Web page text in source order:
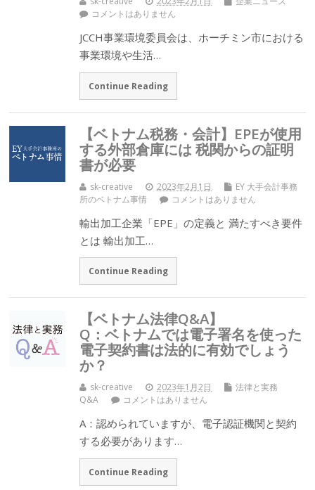
コメントはありません
JCCH事業環境委員会は、ホーチミン市における
事業環境や生活…
Continue Reading
【ベトナム税務・会計】EPEが使用
する外部倉庫には 税関からの証明
書が必要
sk-creative 2023年2月1日
EY 大手会計事務
所のベトナム事情
コメントはありません
輸出加工企業「EPE」の定義と 満たすべき要件
とは 輸出加工…
Continue Reading
【ベトナム法律Q&A】
Q：ベトナムでは電子署名を使った
電子契約書は法的に有効でしょう
か？
sk-creative 2023年1月2日
法律と実務
Q&A
コメントはありません
A：認められていますが、電子認証機関と契約
する必要があります…
Continue Reading